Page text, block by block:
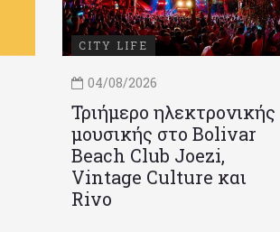
CITY LIFE
04/08/2026
Τριήμερο ηλεκτρονικής
μουσικής στο Bolivar
Beach Club Joezi,
Vintage Culture και
Rivo